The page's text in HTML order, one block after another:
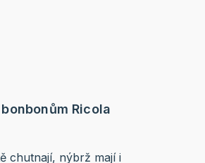
Ricola
chutnají, nýbrž mají i